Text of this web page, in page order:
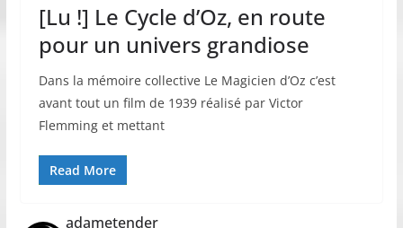
[Lu !] Le Cycle d’Oz, en route
pour un univers grandiose
Dans la mémoire collective Le Magicien d’Oz c’est
avant tout un film de 1939 réalisé par Victor
Flemming et mettant
Read More
adametender